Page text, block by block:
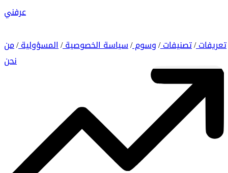
عرفني
تعريفات/ تصنيفات/ وسوم/ سياسة الخصوصية/ المسؤولية/ من
نحن